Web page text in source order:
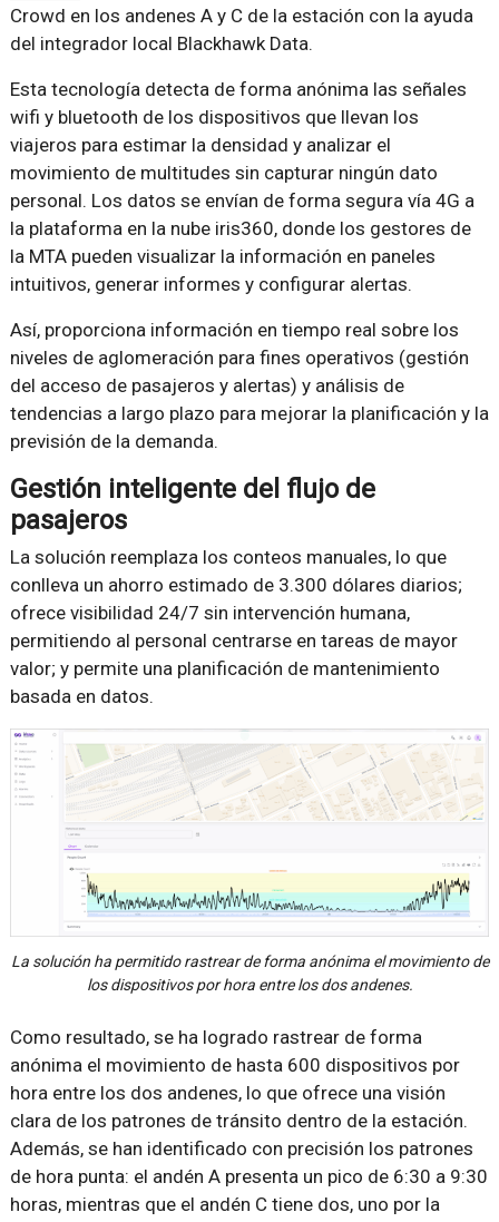
Crowd en los andenes A y C de la estación con la ayuda
del integrador local Blackhawk Data.
Esta tecnología detecta de forma anónima las señales
wifi y bluetooth de los dispositivos que llevan los
viajeros para estimar la densidad y analizar el
movimiento de multitudes sin capturar ningún dato
personal. Los datos se envían de forma segura vía 4G a
la plataforma en la nube iris360, donde los gestores de
la MTA pueden visualizar la información en paneles
intuitivos, generar informes y configurar alertas.
Así, proporciona información en tiempo real sobre los
niveles de aglomeración para fines operativos (gestión
del acceso de pasajeros y alertas) y análisis de
tendencias a largo plazo para mejorar la planificación y la
previsión de la demanda.
Gestión inteligente del flujo de
pasajeros
La solución reemplaza los conteos manuales, lo que
conlleva un ahorro estimado de 3.300 dólares diarios;
ofrece visibilidad 24/7 sin intervención humana,
permitiendo al personal centrarse en tareas de mayor
valor; y permite una planificación de mantenimiento
basada en datos.
La solución ha permitido rastrear de forma anónima el movimiento de
los dispositivos por hora entre los dos andenes.
Como resultado, se ha logrado rastrear de forma
anónima el movimiento de hasta 600 dispositivos por
hora entre los dos andenes, lo que ofrece una visión
clara de los patrones de tránsito dentro de la estación.
Además, se han identificado con precisión los patrones
de hora punta: el andén A presenta un pico de 6:30 a 9:30
horas, mientras que el andén C tiene dos, uno por la